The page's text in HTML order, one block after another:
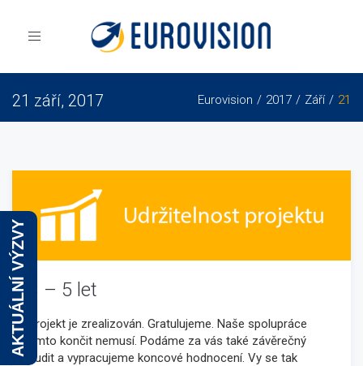
Toggle
21 září, 2017 Eurovision 2017 Září 21
3 – 5 let
Projekt je zrealizován. Gratulujeme. Naše spolupráce
tímto končit nemusí. Podáme za vás také závěrečný
audit a vypracujeme koncové hodnocení. Vy se tak
AKTUÁLNÍ VÝZVY